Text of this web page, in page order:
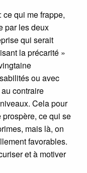
ce qui me frappe,
par les deux
qui serait
la précarité »
ou avec
contraire
Cela pour
prospère, ce qui se
mais là, on
favorables.
et à motiver